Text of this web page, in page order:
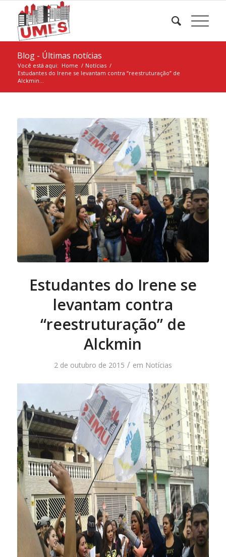
Blog - Últimas notícias
Você está aqui: Home / Notícias /
Estudantes do Irene se levantam contra “reestruturação” de
Alckmin...
Estudantes do Irene se
levantam contra
“reestruturação” de
Alckmin
2 de outubro de 2015 / em Notícias